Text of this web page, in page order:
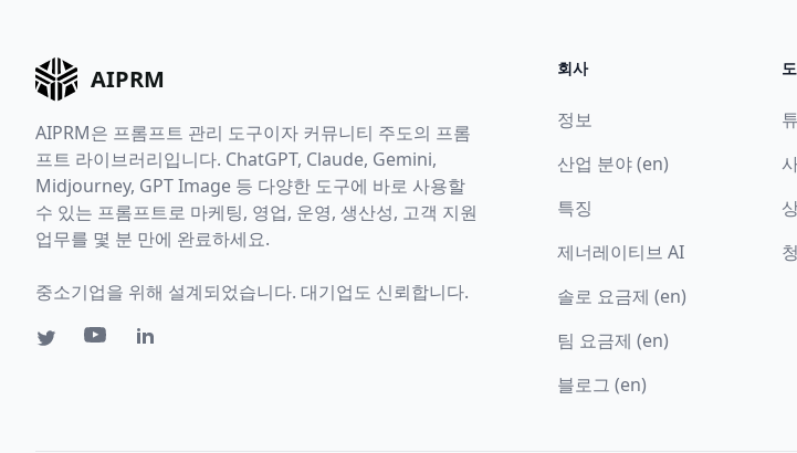
AIPRM
AIPRM은 프롬프트 관리 도구이자 커뮤니티 주도의 프롬
프트 라이브러리입니다. ChatGPT, Claude, Gemini,
Midjourney, GPT Image 등 다양한 도구에 바로 사용할
수 있는 프롬프트로 마케팅, 영업, 운영, 생산성, 고객 지원
업무를 몇 분 만에 완료하세요.
중소기업을 위해 설계되었습니다. 대기업도 신뢰합니다.
회사
정보
산업 분야 (en)
특징
제너레이티브 AI
솔로 요금제 (en)
팀 요금제 (en)
블로그 (en)